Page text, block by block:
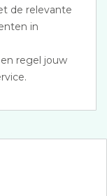
de relevante
in
regel jouw